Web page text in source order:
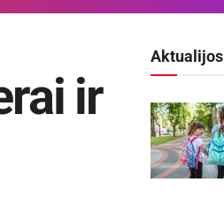
ir
Aktualijos